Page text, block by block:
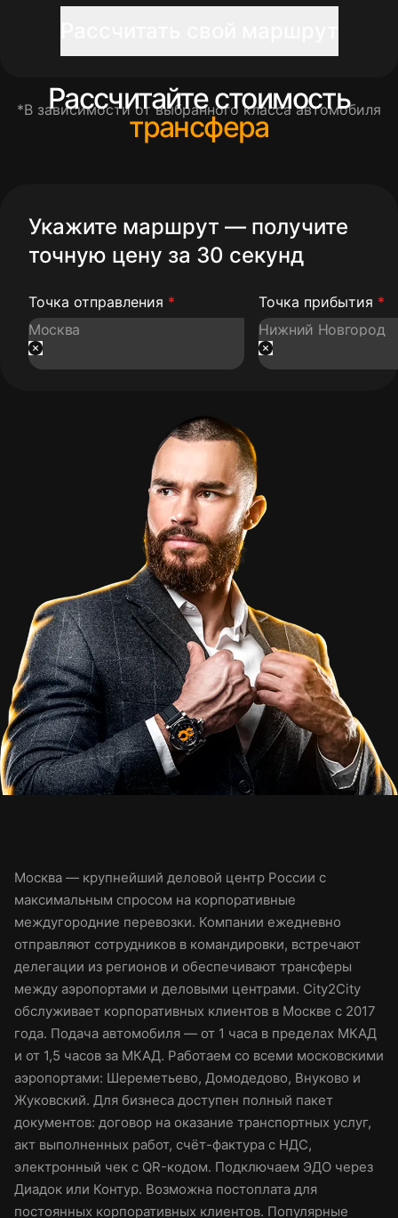
*В зависимости от выбранного класса автомобиля
Рассчитайте стоимость
трансфера
Укажите маршрут — получите
точную цену за 30 секунд
Точка отправления * Точка прибытия *
Москва — крупнейший деловой центр России с
максимальным спросом на корпоративные
междугородние перевозки. Компании ежедневно
отправляют сотрудников в командировки, встречают
делегации из регионов и обеспечивают трансферы
между аэропортами и деловыми центрами. City2City
обслуживает корпоративных клиентов в Москве с 2017
года. Подача автомобиля — от 1 часа в пределах МКАД
и от 1,5 часов за МКАД. Работаем со всеми московскими
аэропортами: Шереметьево, Домодедово, Внуково и
Жуковский. Для бизнеса доступен полный пакет
документов: договор на оказание транспортных услуг,
акт выполненных работ, счёт-фактура с НДС,
электронный чек с QR-кодом. Подключаем ЭДО через
Диадок или Контур. Возможна постоплата для
постоянных корпоративных клиентов. Популярные